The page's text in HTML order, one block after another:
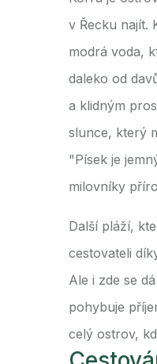
v Řecku najít.
modrá voda,
daleko od
a klidným
slunce, který
"Písek je
milovníky
Další pláží,
cestovateli
Ale i zde se
pohybuje
celý ostrov,